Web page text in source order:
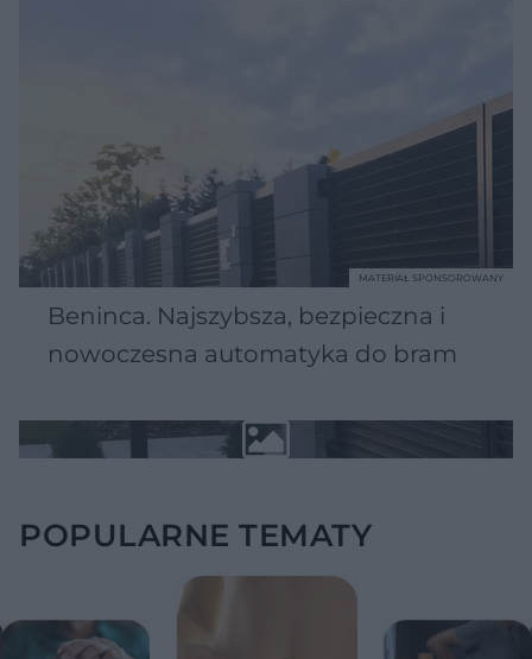
Beninca. Najszybsza, bezpieczna i
nowoczesna automatyka do bram
MATERIAŁ SPONSOROWANY
POPULARNE TEMATY